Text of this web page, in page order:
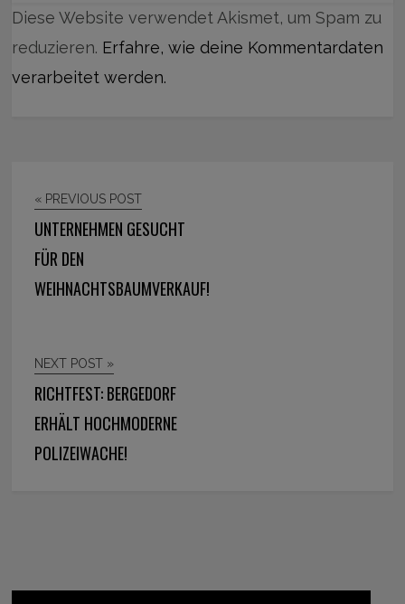
Diese Website verwendet Akismet, um Spam zu
reduzieren. Erfahre, wie deine Kommentardaten
verarbeitet werden.
« PREVIOUS POST
UNTERNEHMEN GESUCHT
FÜR DEN
WEIHNACHTSBAUMVERKAUF!
NEXT POST »
RICHTFEST: BERGEDORF
ERHÄLT HOCHMODERNE
POLIZEIWACHE!